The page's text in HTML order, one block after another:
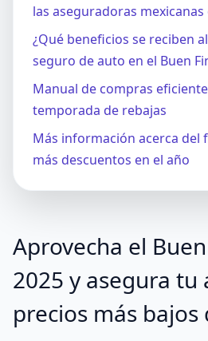
las aseguradoras mexicanas
¿Qué beneficios se reciben
seguro de auto en el Buen
Manual de compras
temporada de rebajas
Más información acerca del
más descuentos en el año
Aprovecha el
2025 y asegura tu
precios más bajos